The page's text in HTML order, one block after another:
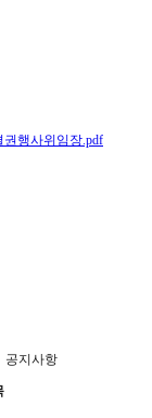
행사위임장.pdf
공지사항